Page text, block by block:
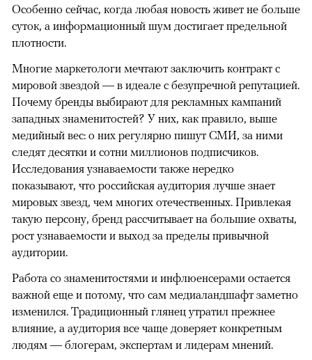
Особенно сейчас, когда любая новость живет не больше
суток, а информационный шум достигает предельной
плотности.
Многие маркетологи мечтают заключить контракт с
мировой звездой — в идеале с безупречной репутацией.
Почему бренды выбирают для рекламных кампаний
западных знаменитостей? У них, как правило, выше
медийный вес: о них регулярно пишут СМИ, за ними
следят десятки и сотни миллионов подписчиков.
Исследования узнаваемости также нередко
показывают, что российская аудитория лучше знает
мировых звезд, чем многих отечественных. Привлекая
такую персону, бренд рассчитывает на большие охваты,
рост узнаваемости и выход за пределы привычной
аудитории.
Работа со знаменитостями и инфлюенсерами остается
важной еще и потому, что сам медиаландшафт заметно
изменился. Традиционный глянец утратил прежнее
влияние, а аудитория все чаще доверяет конкретным
людям — блогерам, экспертам и лидерам мнений.